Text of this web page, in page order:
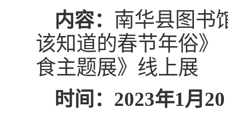
内容： 南华县图书
该知道的春节年俗
食主题展》线上展
时间：2023年1月